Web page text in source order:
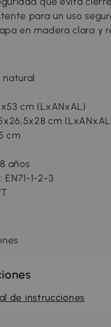
para un uso
en madera clara y
natural
cm (LxANxAL)
cm
cm
años
1-2-3
de instrucciones